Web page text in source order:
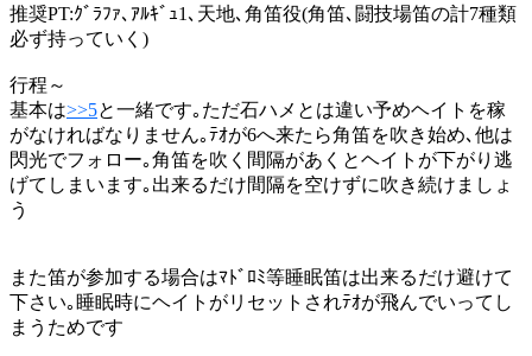
推奨PT:ｸﾞﾗﾌｧ､ｱﾙｷﾞｭ1､天地､角笛役(角笛､闘技場笛の計7種類
必ず持っていく)
行程～
基本は>>5と一緒です｡ただ石ハメとは違い予めヘイトを稼
がなければなりません｡ﾃｵが6へ来たら角笛を吹き始め､他は
閃光でフォロー｡角笛を吹く間隔があくとヘイトが下がり逃
げてしまいます｡出来るだけ間隔を空けずに吹き続けましょ
う
また笛が参加する場合はﾏﾄﾞﾛﾐ等睡眠笛は出来るだけ避けて
下さい｡睡眠時にヘイトがリセットされﾃｵが飛んでいってし
まうためです